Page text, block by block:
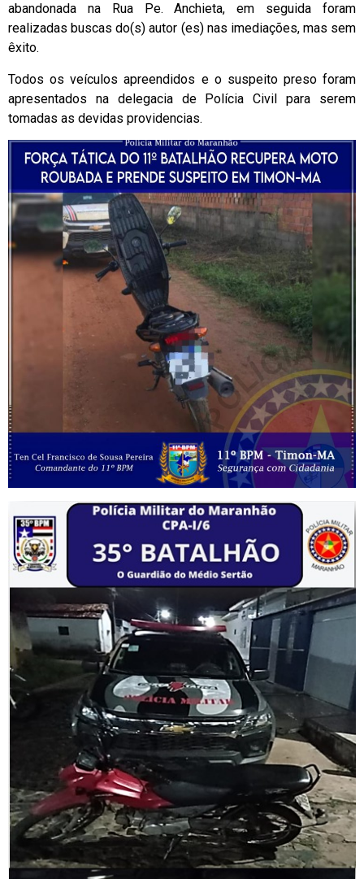
abandonada na Rua Pe. Anchieta, em seguida foram
realizadas buscas do(s) autor (es) nas imediações, mas sem
êxito.
Todos os veículos apreendidos e o suspeito preso foram
apresentados na delegacia de Polícia Civil para serem
tomadas as devidas providencias.